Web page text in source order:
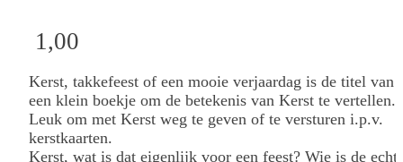
1,00
Kerst, takkefeest of een mooie verjaardag is de titel van
een klein boekje om de betekenis van Kerst te vertellen.
Leuk om met Kerst weg te geven of te versturen i.p.v.
kerstkaarten.
Kerst, wat is dat eigenlijk voor een feest? Wie is de